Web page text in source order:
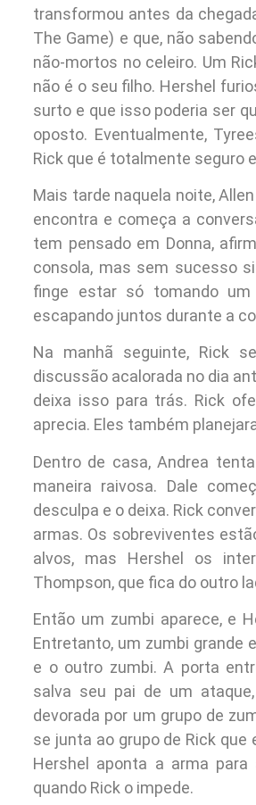
transformou antes da
The Game) e que, não
não-mortos no celeiro. Um
não é o seu filho. Hershel
surto e que isso poderia ser
oposto. Eventualmente,
Rick que é totalmente seguro
Mais tarde naquela noite,
encontra e começa a
tem pensado em Donna,
consola, mas sem sucesso
finge estar só tomando
escapando juntos durante a
Na manhã seguinte, Rick
discussão acalorada no dia
deixa isso para trás. Rick
aprecia. Eles também
Dentro de casa, Andrea
maneira raivosa. Dale
desculpa e o deixa. Rick
armas. Os sobreviventes
alvos, mas Hershel os
Thompson, que fica do outro
Então um zumbi aparece, e
Entretanto, um zumbi grande
e o outro zumbi. A porta
salva seu pai de um
devorada por um grupo de
se junta ao grupo de Rick
Hershel aponta a arma
quando Rick o impede.